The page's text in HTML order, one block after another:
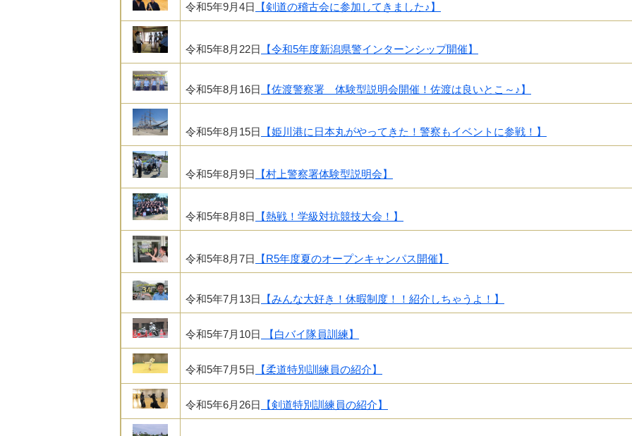
令和5年9月4日 【剣道の稽古会に参加してきました♪】
令和5年8月22日 【令和5年度新潟県警インターンシップ開催】
令和5年8月16日 【佐渡警察署 体験型説明会開催！佐渡は良いとこ～♪】
令和5年8月15日 【姫川港に日本丸がやってきた！警察もイベントに参戦！】
令和5年8月9日 【村上警察署体験型説明会】
令和5年8月8日 【熱戦！学級対抗競技大会！】
令和5年8月7日 【R5年度夏のオープンキャンパス開催】
令和5年7月13日 【みんな大好き！休暇制度！！紹介しちゃうよ！】
令和5年7月10日 【白バイ隊員訓練】
令和5年7月5日 【柔道特別訓練員の紹介】
令和5年6月26日 【剣道特別訓練員の紹介】